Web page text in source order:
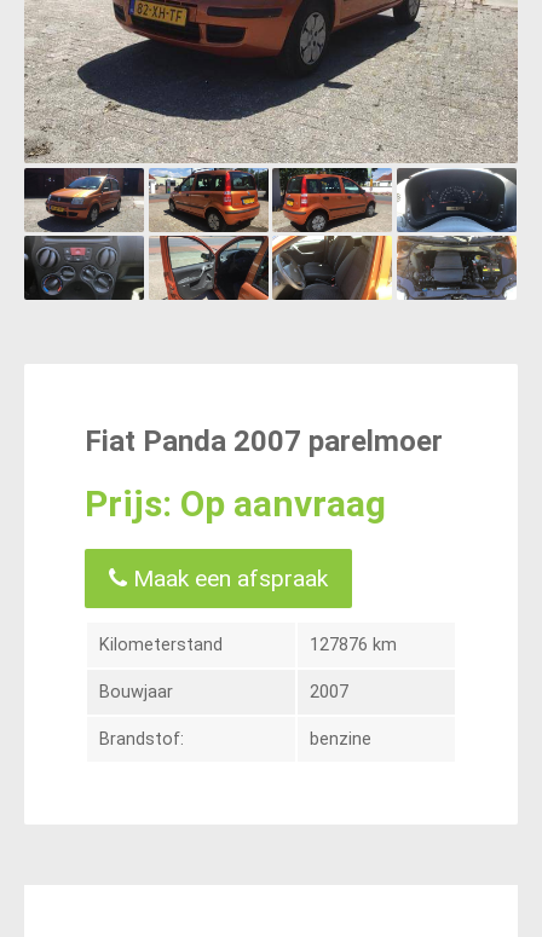
Fiat Panda 2007 parelmoer
Prijs: Op aanvraag
Maak een afspraak
Kilometerstand 127876 km
Bouwjaar 2007
Brandstof: benzine